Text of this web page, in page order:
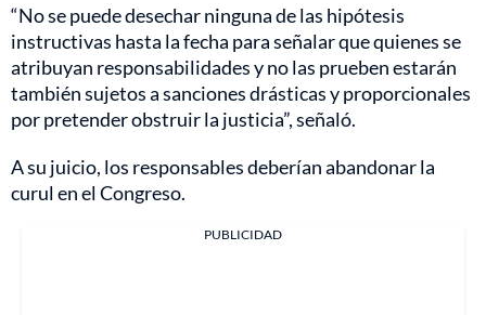
“No se puede desechar ninguna de las hipótesis
instructivas hasta la fecha para señalar que quienes se
atribuyan responsabilidades y no las prueben estarán
también sujetos a sanciones drásticas y proporcionales
por pretender obstruir la justicia”, señaló.
A su juicio, los responsables deberían abandonar la
curul en el Congreso.
PUBLICIDAD